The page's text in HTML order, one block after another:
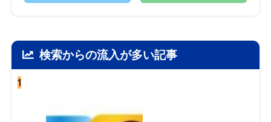
検索からの流入が多い記事
1